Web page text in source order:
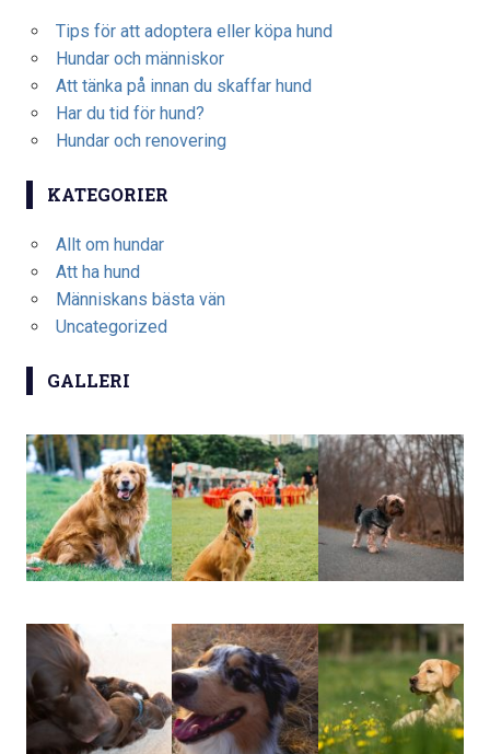
Tips för att adoptera eller köpa hund
Hundar och människor
Att tänka på innan du skaffar hund
Har du tid för hund?
Hundar och renovering
KATEGORIER
Allt om hundar
Att ha hund
Människans bästa vän
Uncategorized
GALLERI